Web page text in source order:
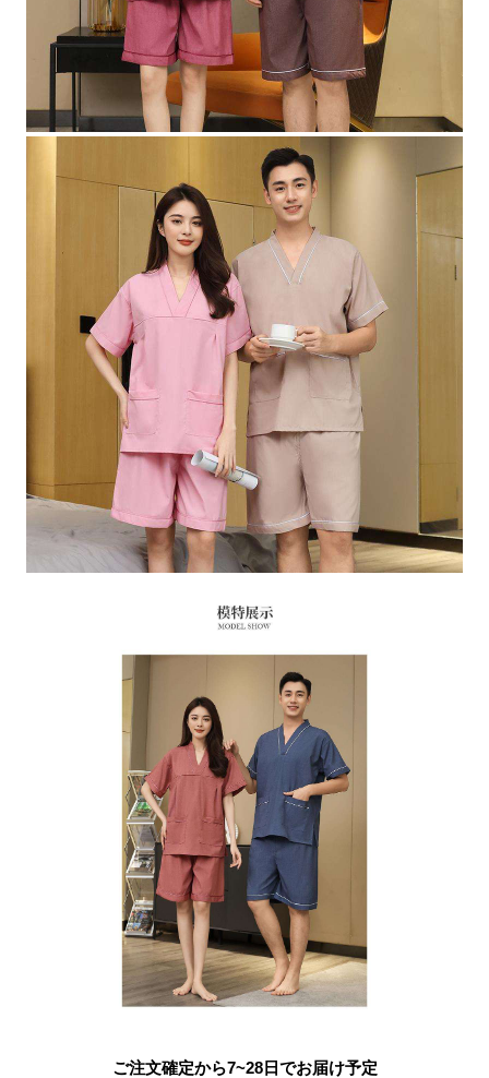
ご注文確定から7~28日でお届け予定